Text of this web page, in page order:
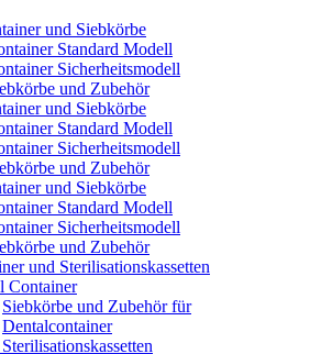
und Siebkörbe
Standard Modell
Sicherheitsmodell
und Zubehör
und Siebkörbe
Standard Modell
Sicherheitsmodell
und Zubehör
und Siebkörbe
Standard Modell
Sicherheitsmodell
und Zubehör
und Sterilisationskassetten
Container
Siebkörbe und Zubehör für
Dentalcontainer